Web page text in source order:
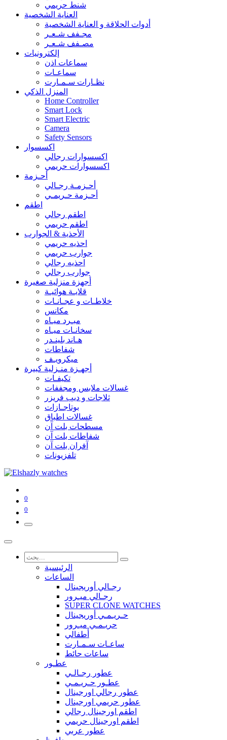
شنط حريمي
العناية الشخصية
أدوات الحلاقة و العناية الشخصية
مجـفف شـعـر
مصـفف شـعـر
إلكترونيات
سماعات اذن
سماعـات
نظـارات سـمـارت
المنزل الذكي
Home Controller
Smart Lock
Smart Electric
Camera
Safety Sensors
اكسسوار
اكسسوارات رجالي
اكسسوارات حريمي
أحـزمة
أحـزمـة رجـالي
أحـزمة حـريمـي
اطقم
اطقم رجالي
اطقم حريمي
الأحذية & الجوارب
احذيه حريمي
جوارب حريمي
احذيه رجالي
جوارب رجالي
أجهزة منزلية صغيرة
قلايـة هوائيـة
خلاطـات و عجـانـات
مكانس
مبـرد ميـاه
سخانـات ميـاه
هـاند بلينـدر
شفاطات
ميكرويـف
أجهـزة منـزلية كبيرة
تكيفـات
غسالات ملابس ومجففات
ثلاجات و ديب فريزر
بوتاجـازات
غسالات اطباق
مسطحات بلت آن
شفاطات بلت آن
آفران بلت آن
تلفزيونات
0
0
الرئيسية
الساعات
رجـالي أوريجينال
رجـالي ميـرور
SUPER CLONE WATCHES
حـريـمـي أوريجينال
حريـمـي ميـرور
أطفالي
ساعـات سـمـارت
ساعات حائط
عطـور
عطور رجـالـي
عطـور حـريـمـي
عطور رجالي اورجينال
عطور حريمي اورجينال
اطقم اورجينال رجالي
اطقم اورجينال حريمي
عطور عربي